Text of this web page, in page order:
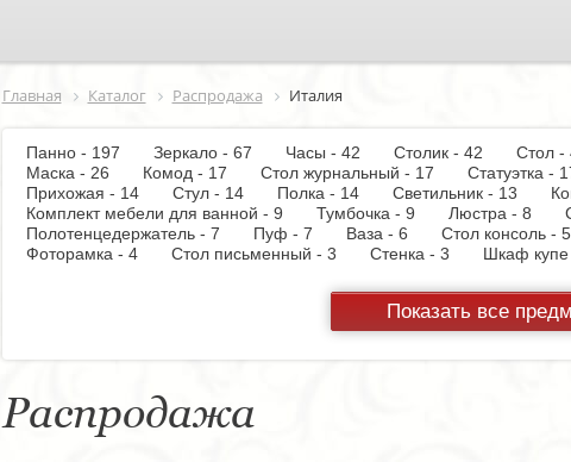
Главная Каталог Распродажа Италия
Панно - 197 Зеркало - 67 Часы - 42 Столик - 42 Стол
Маска - 26
Комод - 17 Стол журнальный - 17 Статуэтка
Прихожая - 14
Стул - 14 Полка - 14 Светильник - 13
Комплект мебели для ванной - 9
Тумбочка - 9 Люстра - 8
Полотенцедержатель - 7
Пуф - 7 Ваза - 6 Стол консоль
Фоторамка - 4
Стол письменный - 3 Стенка - 3 Шкаф
Панель настенная для TV - 3Газетница - 2
Предмет интерьера - 2
Стойка ресепшен - 1Варочная
шкаф - 1
Копилка - 1Корзина - 1Держатель для обуви
Подсвечник - 1
Показать все
Распродажа